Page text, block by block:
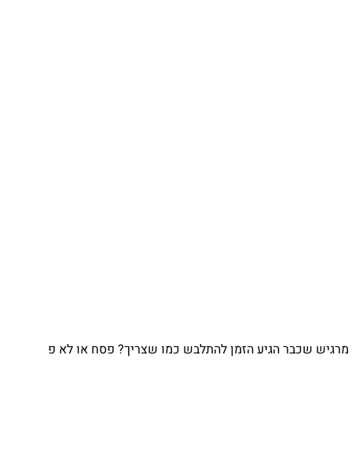
מרגיש שכבר הגיע הזמן להתלבש כמו שצריך? פסח או לא פ